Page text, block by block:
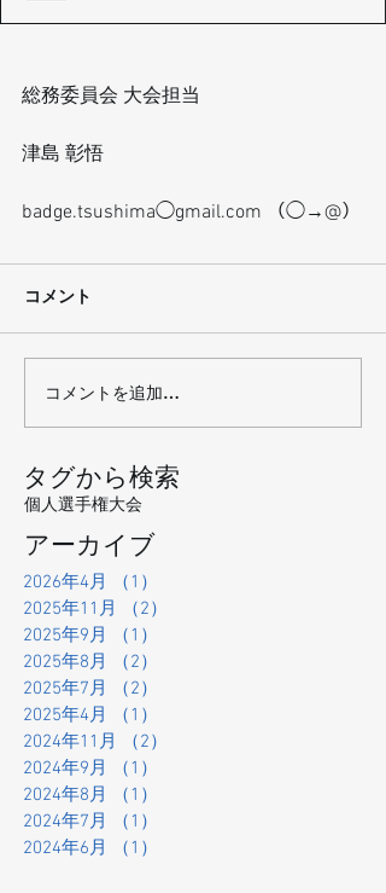
総務委員会 大会担当
津島 彰悟
badge.tsushima◯gmail.com （◯→@）
コメント
コメントを追加…
タグから検索
個人選手権大会
アーカイブ
2026年4月 （1）
2025年11月
（2）
2025年9月
（1）
2025年8月
（2）
2025年7月
（2）
2025年4月
（1）
2024年11月
（2）
2024年9月
（1）
2024年8月
（1）
2024年7月
（1）
2024年6月
（1）